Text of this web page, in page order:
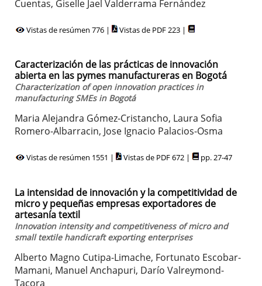
Cuentas, Giselle Jael Valderrama Fernández
Vistas de resúmen 776 | Vistas de PDF 223 |
Caracterización de las prácticas de innovación
abierta en las pymes manufactureras en Bogotá
Characterization of open innovation practices in
manufacturing SMEs in Bogotá
Maria Alejandra Gómez-Cristancho, Laura Sofia
Romero-Albarracin, Jose Ignacio Palacios-Osma
Vistas de resúmen 1551 | Vistas de PDF 672 | pp. 27-47
La intensidad de innovación y la competitividad de
micro y pequeñas empresas exportadores de
artesanía textil
Innovation intensity and competitiveness of micro and
small textile handicraft exporting enterprises
Alberto Magno Cutipa-Limache, Fortunato Escobar-
Mamani, Manuel Anchapuri, Darío Valreymond-
Tacora